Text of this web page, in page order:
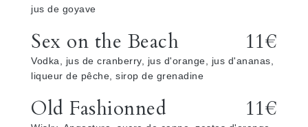
jus de goyave
Sex on the Beach 11€
Vodka, jus de cranberry, jus d'orange, jus d'ananas,
liqueur de pêche, sirop de grenadine
Old Fashionned 11€